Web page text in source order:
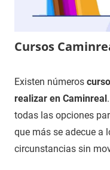
Cursos
18
de
diciembre
2020
Maria
Cursos
en
Teruel
Existen números
realizar en Caminreal
todas las opciones
que más se adecue a
circunstancias sin